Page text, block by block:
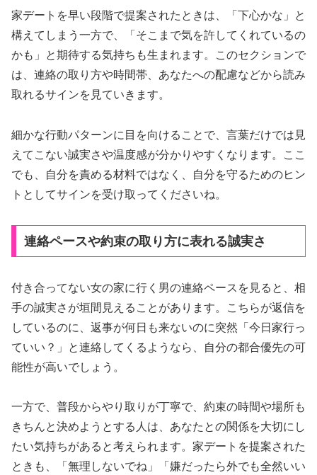
家デートを早い段階で提案されたときは、「下心かな」と
構えてしまう一方で、「そこまで気を許してくれているの
かも」と期待する気持ちも生まれます。このセクションで
は、連絡の取り方や時間帯、あなたへの配慮などから読み
取れるサインを見ていきます。
細かな行動パターンに目を向けることで、言葉だけでは見
えてこない誠実さや温度感が分かりやすくなります。ここ
でも、自分を責める材料ではなく、自分を守るためのヒン
トとしてサインを受け取ってくださいね。
連絡ペースや約束の取り方に表れる誠実さ
付き合ってない女の家に行く男の連絡ペースを見ると、相
手の誠実さが垣間見えることがあります。こちらが返信を
しているのに、返事が何日も来ないのに突然「今日家行っ
ていい？」と連絡してくるようなら、自分の都合優先の可
能性が高いでしょう。
一方で、普段からやり取りが丁寧で、約束の時間や場所も
きちんと決めようとする人は、あなたとの関係を大切にし
たい気持ちがあると考えられます。家デートを提案された
ときも、「無理しないでね」「嫌だったら外でも全然いい